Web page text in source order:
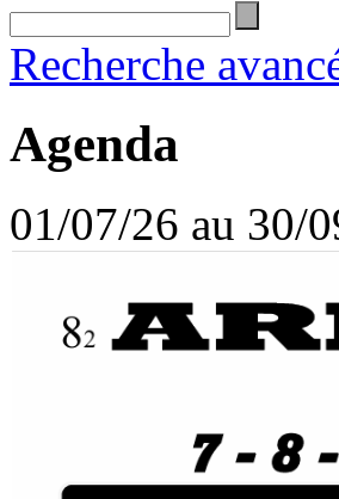
Recherche
Agenda
01/07/26 au 30/